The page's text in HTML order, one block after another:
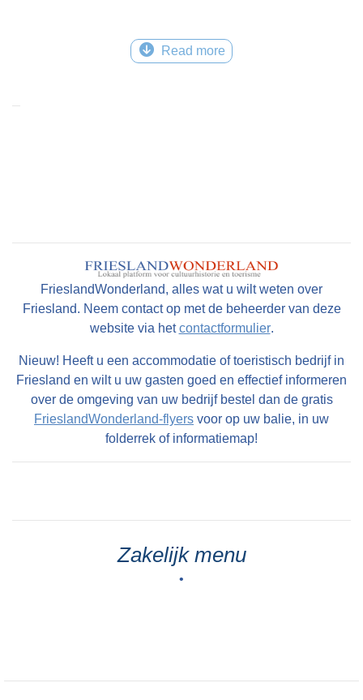
Read more
FrieslandWonderland, alles wat u wilt weten over
Friesland. Neem contact op met de beheerder van deze
website via hetcontactformulier.
Nieuw! Heeft u een accommodatie of toeristisch bedrijf in
Friesland en wilt u uw gasten goed en effectief informeren
over de omgeving van uw bedrijf bestel dan de gratis
FrieslandWonderland-flyers voor op uw balie, in uw
folderrek of informatiemap!
Zakelijk menu
•